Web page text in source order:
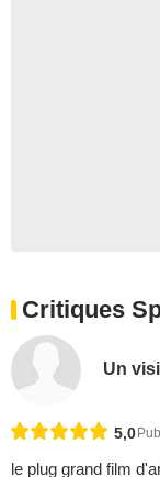
Critiques
Un
5,0
le plug grand film